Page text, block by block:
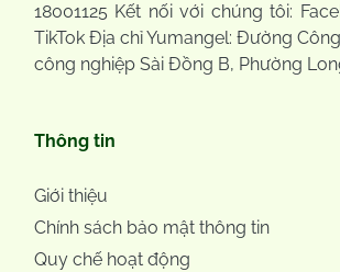
18001125 Kết nối với chúng tôi:
TikTok Địa chỉ Yumangel: Đường
công nghiệp Sài Đồng B, Phường
Thông tin
Giới thiệu
Chính sách bảo mật thông tin
Quy chế hoạt động